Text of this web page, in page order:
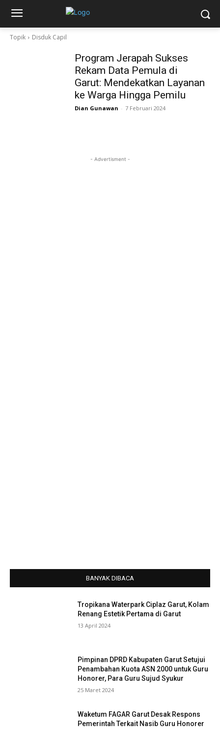
Topik Disduk Capil
Program Jerapah Sukses
Rekam Data Pemula di
Garut: Mendekatkan Layanan
ke Warga Hingga Pemilu
Dian Gunawan - 7 Februari 2024
- Advertisment -
BANYAK DIBACA
Tropikana Waterpark Ciplaz Garut, Kolam
Renang Estetik Pertama di Garut
13 April 2024
Pimpinan DPRD Kabupaten Garut Setujui
Penambahan Kuota ASN 2000 untuk Guru
Honorer, Para Guru Sujud Syukur
25 Maret 2024
Waketum FAGAR Garut Desak Respons
Pemerintah Terkait Nasib Guru Honorer